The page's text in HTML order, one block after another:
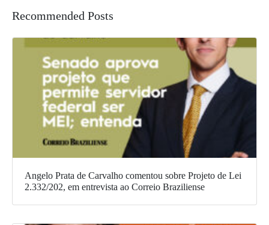
Recommended Posts
Angelo Prata de Carvalho comentou sobre Projeto de Lei
2.332/202, em entrevista ao Correio Braziliense